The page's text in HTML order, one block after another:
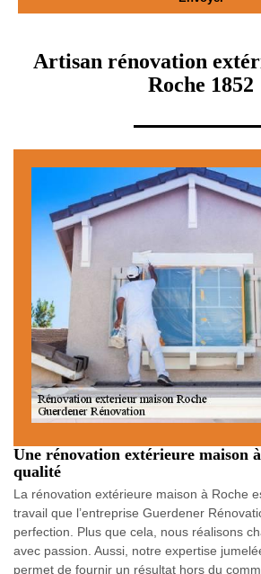
Artisan rénovation
Roche 1852
Une rénovation extérieure maison
qualité
La rénovation extérieure maison à Roche
travail que l’entreprise Guerdener
perfection. Plus que cela, nous réalisons
avec passion. Aussi, notre expertise
permet de fournir un résultat hors du